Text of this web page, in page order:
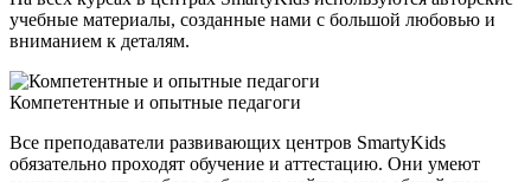
учебные материалы, созданные нами с большой любовью и
вниманием к деталям.
Компетентные и опытные педагоги
Все преподаватели развивающих центров SmartyKids
обязательно проходят обучение и аттестацию. Они умеют